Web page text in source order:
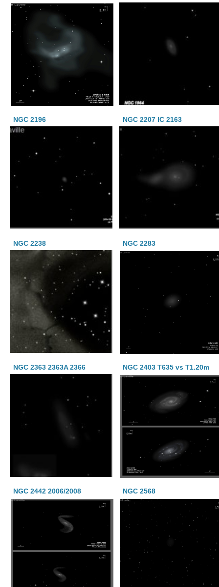
NGC 2196 NGC 2207 IC 2163
NGC 2238 NGC 2283
NGC 2363 2363A 2366 NGC 2403 T635 vs T1.20m
NGC 2442 2006/2008 NGC 2568